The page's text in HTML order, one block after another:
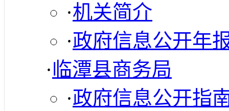
·机关简介
·政府信息公开年
·临潭县商务局
·政府信息公开指